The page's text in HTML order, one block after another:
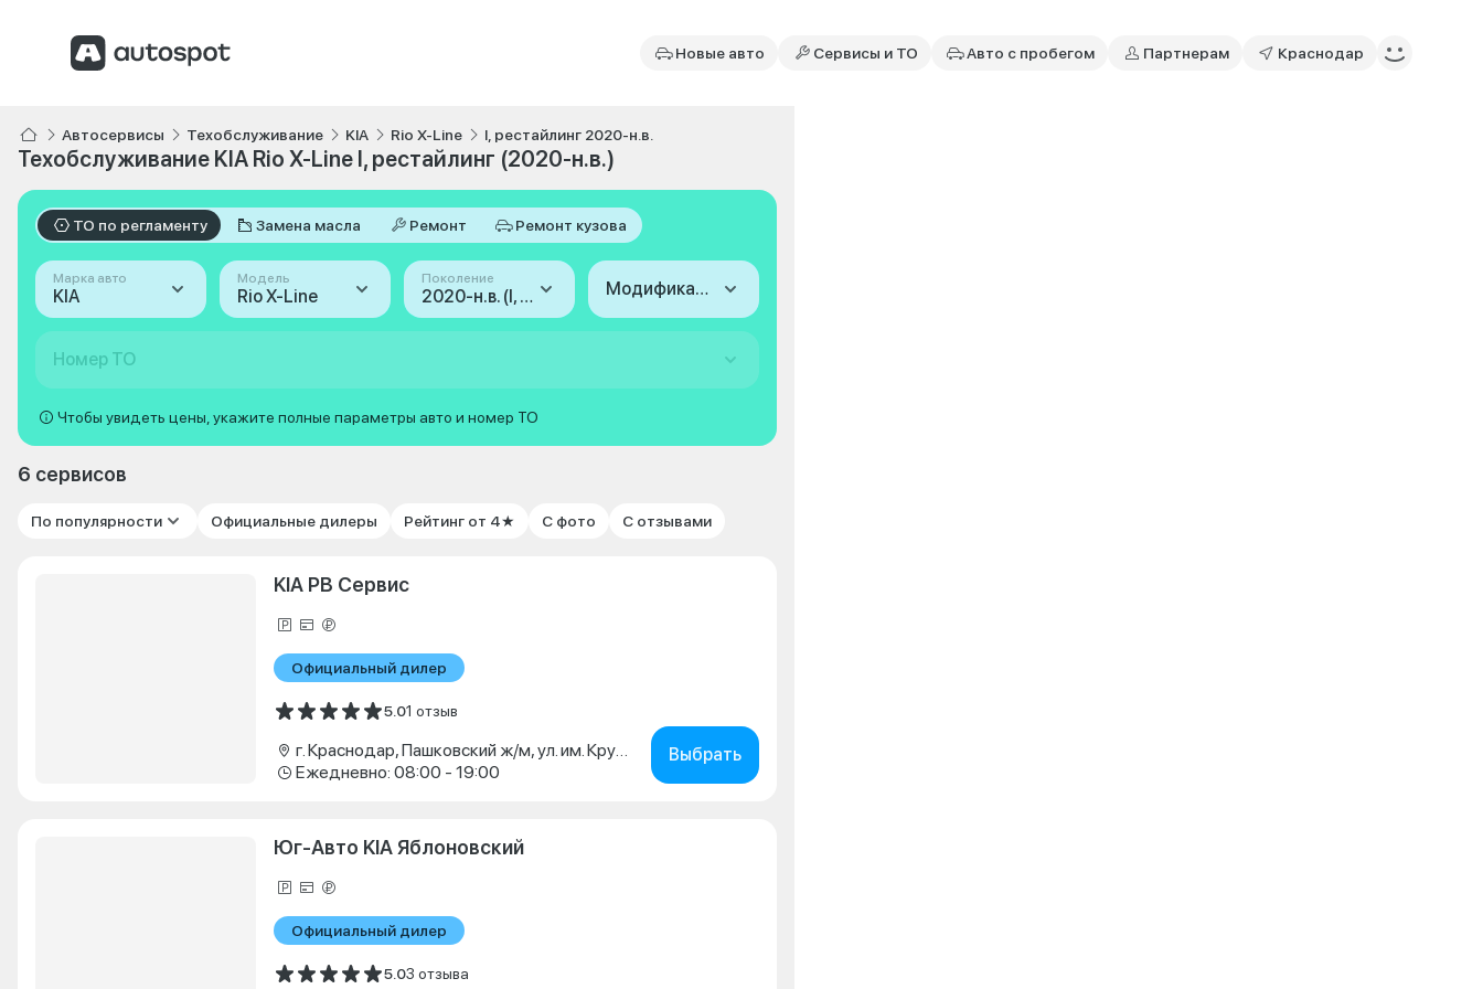
Новые авто Сервисы и ТО Авто с пробегом Партнерам Краснодар
Автосервисы Техобслуживание KIA Rio X-Line I, рестайлинг 2020-н.в.
Техобслуживание KIA Rio X-Line I, рестайлинг (2020-н.в.)
ТО по регламенту Замена масла Ремонт Ремонт кузова
Марка авто
KIA
Модель
Rio X-Line
Поколение
2020-н.в. (I, рестайлинг) Модификация
Номер ТО
Чтобы увидеть цены, укажите полные параметры авто и номер ТО
6 сервисов
По популярности Официальные дилеры Рейтинг от 4★ С фото С отзывами
KIA РВ Сервис
Официальный дилер
5.01 отзыв
г. Краснодар, Пашковский ж/м, ул. им. Крупской, д. 180
Ежедневно: 08:00 - 19:00
Выбрать
Юг-Авто KIA Яблоновский
Официальный дилер
5.03 отзыва